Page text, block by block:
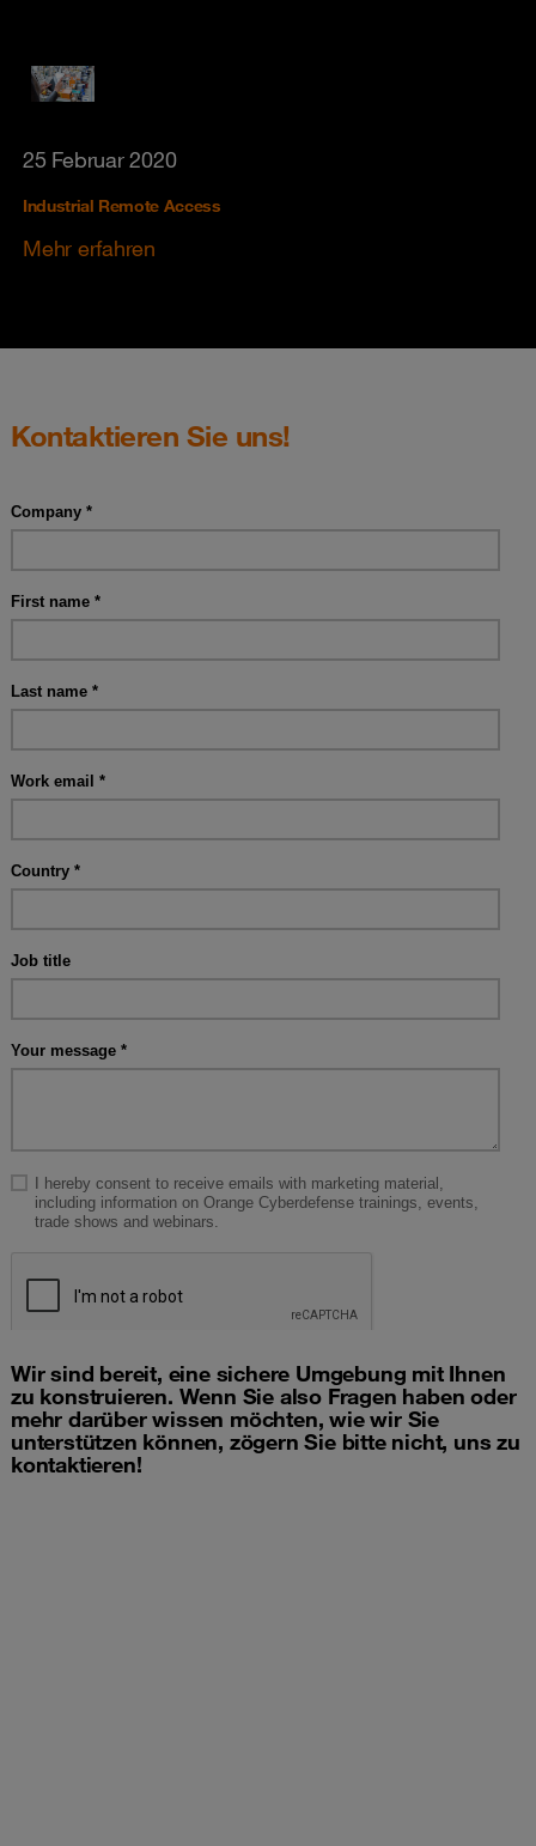
25 Februar 2020
Industrial Remote Access
Mehr erfahren
Kontaktieren Sie uns!
Wir sind bereit, eine sichere Umgebung mit Ihnen
zu konstruieren. Wenn Sie also Fragen haben oder
mehr darüber wissen möchten, wie wir Sie
unterstützen können, zögern Sie bitte nicht, uns zu
kontaktieren!